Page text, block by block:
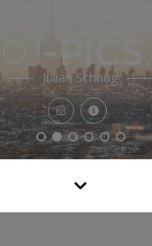
Julian Schnug